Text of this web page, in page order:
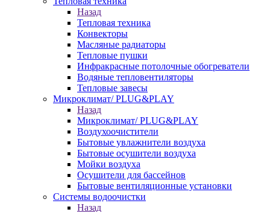
Назад
Тепловая техника
Конвекторы
Масляные радиаторы
Тепловые пушки
Инфракрасные потолочные обогреватели
Водяные тепловентиляторы
Тепловые завесы
Микроклимат/ PLUG&PLAY
Назад
Микроклимат/ PLUG&PLAY
Воздухоочистители
Бытовые увлажнители воздуха
Бытовые осушители воздуха
Мойки воздуха
Осушители для бассейнов
Бытовые вентиляционные установки
Системы водоочистки
Назад